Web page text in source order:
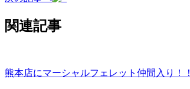
関連記事
熊本店にマーシャルフェレット仲間入り！！